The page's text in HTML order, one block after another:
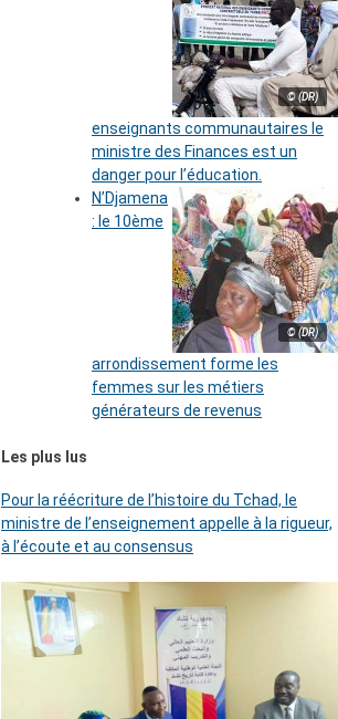
© (DR)
enseignants communautaires le
ministre des Finances est un
danger pour l’éducation.
© (DR)
N’Djamena
: le 10ème
arrondissement forme les
femmes sur les métiers
générateurs de revenus
Les plus lus
Pour la réécriture de l’histoire du Tchad, le
ministre de l’enseignement appelle à la rigueur,
à l’écoute et au consensus